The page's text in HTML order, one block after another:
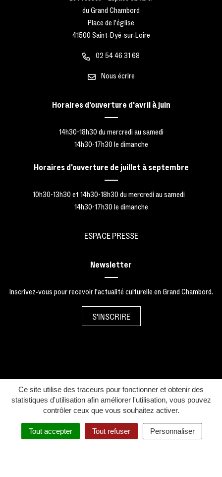
Ce site utilise des traceurs pour fonctionner et obtenir des
statistiques d'utilisation afin améliorer l'utilisation, vous pouvez
contrôler ceux que vous souhaitez activer.
Tout accepter Tout refuser Personnaliser
du Grand Chambord
Place de l’église
41500 Saint-Dyé-sur-Loire
02 54 46 31 68
Nous écrire
Horaires d'ouverture d'avril à juin
14h30-18h30 du mercredi au samedi
14h30-17h30 le dimanche
Horaires d'ouverture de juillet à septembre
10h30-13h30 et 14h30-18h30 du mercredi au samedi
14h30-17h30 le dimanche
ESPACE PRESSE
Newsletter
Inscrivez-vous pour recevoir l'actualité culturelle en Grand Chambord.
S'INSCRIRE
Gestion des cookies
Politique de confidentialité
Mentions légales
Plan du site